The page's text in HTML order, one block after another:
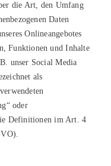
die Art, den Umfang
Daten
Onlineangebotes
Funktionen und Inhalte
unser Social Media
als
oder
Definitionen im Art. 4